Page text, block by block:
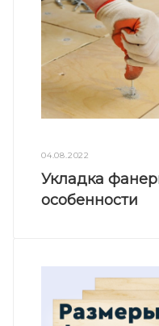
04.08.2022
Укладка
особенности